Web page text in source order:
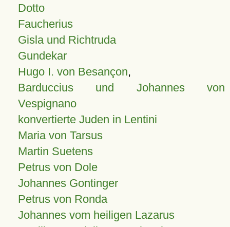
Dotto
Faucherius
Gisla und Richtruda
Gundekar
Hugo I. von Besançon,
Barduccius und Johannes von
Vespignano
konvertierte Juden in Lentini
Maria von Tarsus
Martin Suetens
Petrus von Dole
Johannes Gontinger
Petrus von Ronda
Johannes vom heiligen Lazarus